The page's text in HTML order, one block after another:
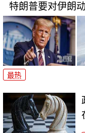
特朗普要对伊朗
最热